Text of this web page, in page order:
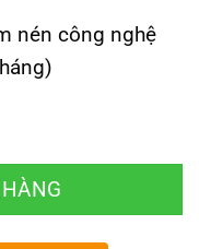
nén công nghệ